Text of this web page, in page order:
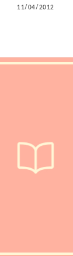
11/04/2012